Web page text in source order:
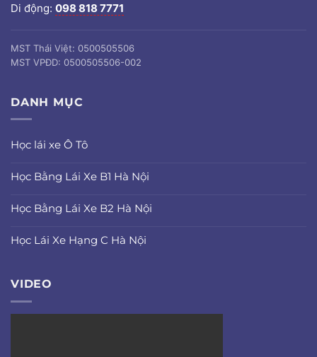
Di động: 098 818 7771
MST Thái Việt: 0500505506
MST VPĐD: 0500505506-002
DANH MỤC
Học lái xe Ô Tô
Học Bằng Lái Xe B1 Hà Nội
Học Bằng Lái Xe B2 Hà Nội
Học Lái Xe Hạng C Hà Nội
VIDEO